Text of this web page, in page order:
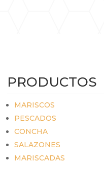
PRODUCTOS
MARISCOS
PESCADOS
CONCHA
SALAZONES
MARISCADAS